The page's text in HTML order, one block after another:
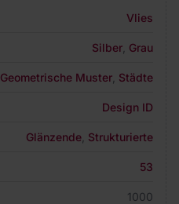
Vlies
Silber Grau
Geometrische Muster Städte
Design ID
Glänzende Strukturierte
53
1000